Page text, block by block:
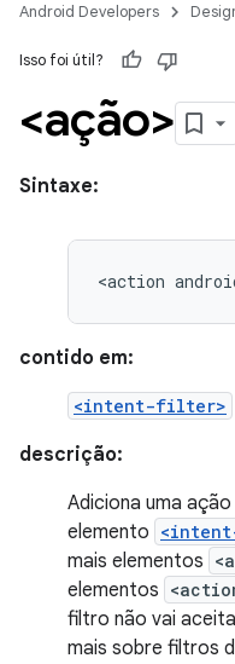
Android Developers
Isso foi útil?
<ação>
Sintaxe:
<action
contido em:
<intent-filter>
descrição:
Adiciona uma
elemento
mais elementos
elementos
filtro não vai
mais sobre filtros